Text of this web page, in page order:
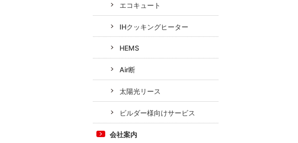
エコキュート
IHクッキングヒーター
HEMS
Air断
太陽光リース
ビルダー様向けサービス
会社案内